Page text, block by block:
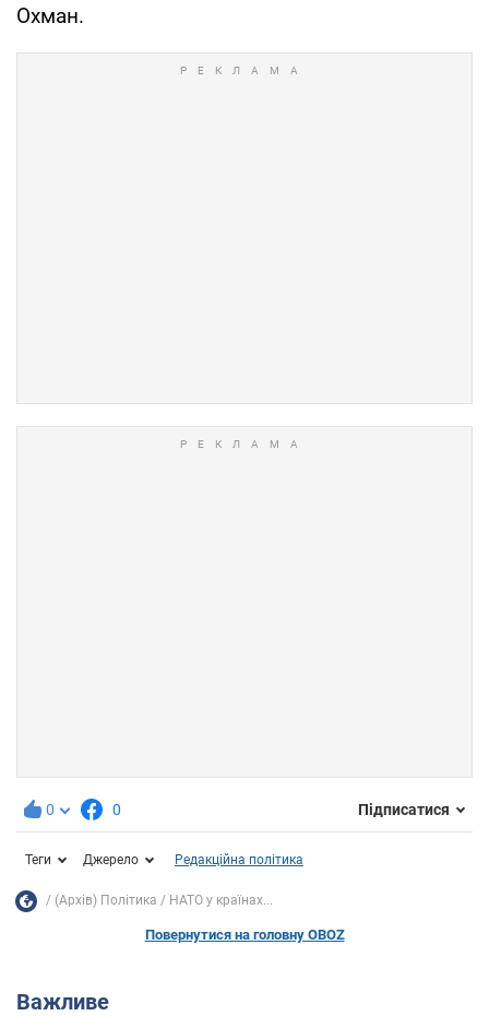
Охман.
0 0 Підписатися
Теги Джерело Редакційна політика
(Архів) Політика НАТО у країнах...
Повернутися на головну OBOZ
Важливе